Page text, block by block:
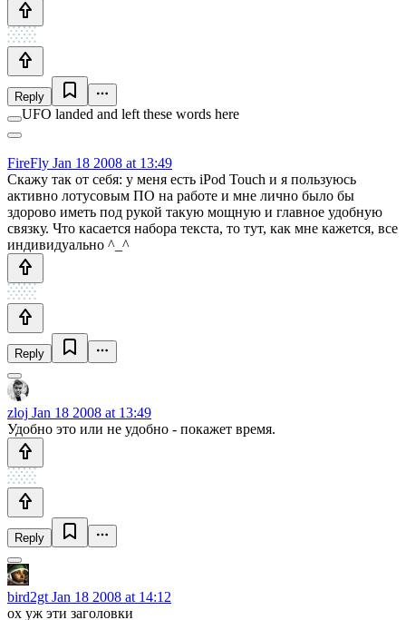
Reply
UFO landed and left these words here
FireFly Jan 18 2008 at 13:49
Скажу так от себя: у меня есть iPod Touch и я пользуюсь
активно лотусовым ПО на работе и мне лично было бы
здорово иметь под рукой такую мощную и главное удобную
связку. Что касается набора текста, то тут, как мне кажется, все
индивидуально ^_^
Reply
zloj Jan 18 2008 at 13:49
Удобно это или не удобно - покажет время.
Reply
bird2gt Jan 18 2008 at 14:12
ох уж эти заголовки